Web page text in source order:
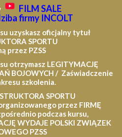
FILM SALE
firmy INCOLT
uzyskasz oficjalny tytuł
SPORTU
przez PZSS
otrzymasz LEGITYMACJĘ
BOJOWYCH / Zaświadczenie
szkolenia.
SPORTU
przez FIRMĘ
podczas kursu,
WYDAJE POLSKI ZWIĄZEK
PZSS